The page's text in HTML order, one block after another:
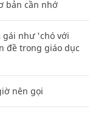
bản cần nhớ
gái như 'chó với
đề trong giáo dục
nên gọi